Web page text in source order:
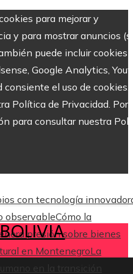
para mejorar y
y para mostrar anuncios
puede incluir cookies
Google Analytics,
el uso de cookies.
Política de Privacidad. Por
para consultar nuestra
con tecnología
observableCómo la
presión sobre bienes
en MontenegroLa
en la transición